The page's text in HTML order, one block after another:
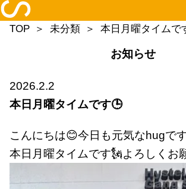
TOP 未分類 本日月曜タイムで
お知らせ
2026.2.2
本日月曜タイムです🕒
こんにちは😊今日も元気なhugで
本日月曜タイムです🗽よろしくお